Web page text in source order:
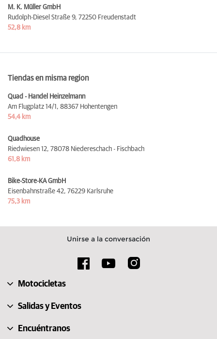
M. K. Müller GmbH
Rudolph-Diesel Straße 9, 72250 Freudenstadt
52,8 km
Tiendas en misma region
Quad - Handel Heinzelmann
Am Flugplatz 14/1, 88367 Hohentengen
54,4 km
Quadhouse
Riedwiesen 12, 78078 Niedereschach - Fischbach
61,8 km
Bike-Store-KA GmbH
Eisenbahnstraße 42, 76229 Karlsruhe
75,3 km
Unirse a la conversación
Motocicletas
Salidas y Eventos
Encuéntranos